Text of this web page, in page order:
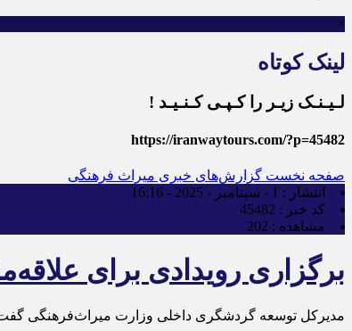
×
لینک کوتاه
لـیـنـک زیـر را کـپـی کـنـیـد !
https://iranwaytours.com/?p=45482
صفحه نخست گزارش‌های خبری میراث فرهنگی
انتشار : 1 - سپتامبر - 2025 - 16:16
کد خبر : 45482
مشاهده : 202
برگزاری رویدادی برای
مدیرکل توسعه گردشگری داخلی وزارت میراث‌فرهنگی